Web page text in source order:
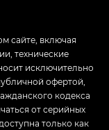
сайте, включая
технические
исключительно
офертой,
кодекса
от серийных
только как